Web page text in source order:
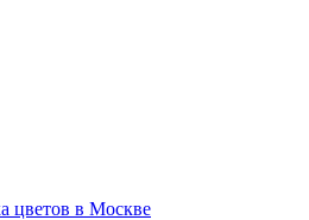
цветов в Москве